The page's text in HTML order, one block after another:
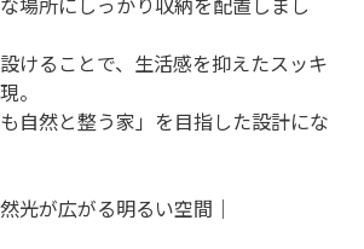
けることで、生活感を抑えたスッキ
。
自然と整う家」を目指した設計にな
光が広がる明るい空間｜